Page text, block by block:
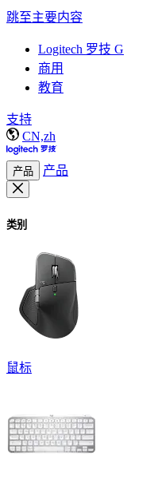
跳至主要内容
Logitech 罗技 G
商用
教育
支持
CN,zh
产品 产品
类别
鼠标